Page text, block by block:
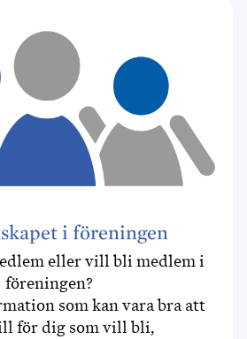
i föreningen
eller vill bli medlem i
föreningen?
som kan vara bra att
för dig som vill bli,